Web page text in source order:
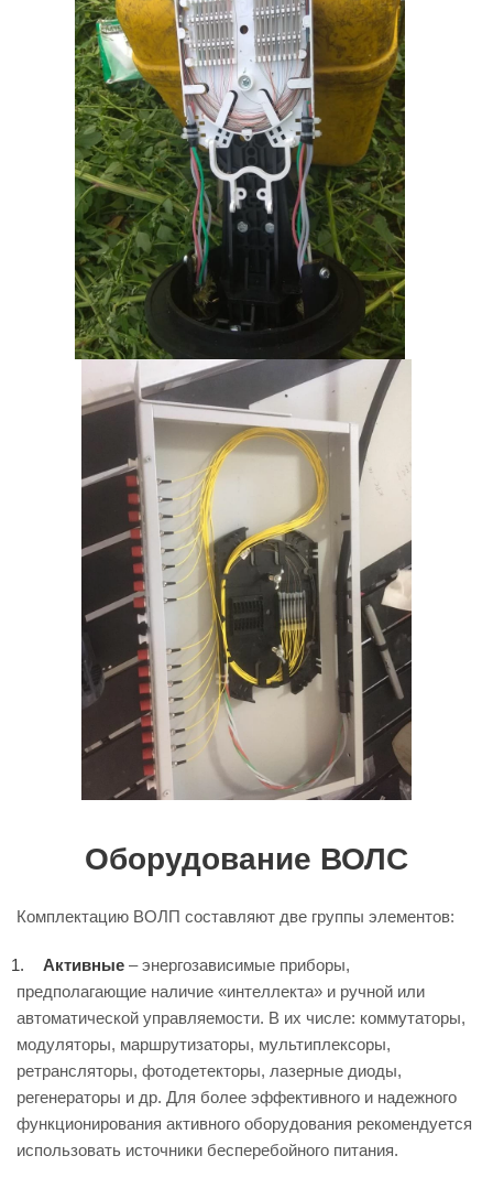
Оборудование ВОЛС
Комплектацию ВОЛП составляют две группы элементов:
Активные – энергозависимые приборы,
предполагающие наличие «интеллекта» и ручной или
автоматической управляемости. В их числе: коммутаторы,
модуляторы, маршрутизаторы, мультиплексоры,
ретрансляторы, фотодетекторы, лазерные диоды,
регенераторы и др. Для более эффективного и надежного
функционирования активного оборудования рекомендуется
использовать источники бесперебойного питания.